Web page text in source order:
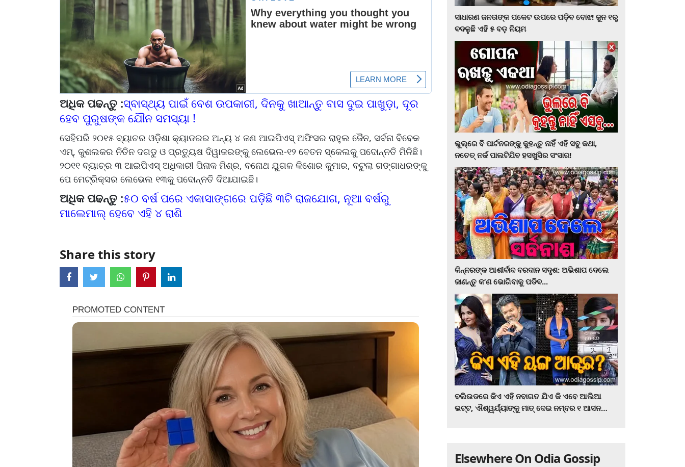
ଅଧିକ ପଢନ୍ତୁ :ସ୍ବାସ୍ଥ୍ୟ ପାଇଁ ବେଶ ଉପକାରୀ, ଦିନକୁ ଖାଆନ୍ତୁ ବାସ ଦୁଇ ପାଖୁଡ଼ା, ଦୂର
ହେବ ପୁରୁଷଙ୍କ ଯୌନ ସମସ୍ୟା !
ସେହିପରି ୨୦୧୫ ବ୍ୟାଚର ଓଡ଼ିଶା କ୍ୟାଡରର ଅନ୍ୟ ୪ ଜଣ ଆଇପିଏସ୍ ଅଫିସର ରାହୁଲ ଜୈନ, ସର୍ବନା ବିବେକ
ଏମ୍, କୁଶଲକର ନିତିନ ଦଗଡୁ ଓ ପ୍ରତ୍ୟୁଷ ଦିୱାକରଙ୍କୁ ଲେଭେଲ-୧୨ ବେତନ ସ୍କେଲକୁ ପଦୋନ୍ନତି ମିଳିଛି।
୨୦୧୧ ବ୍ୟାଚ୍‌ର ୩ ଆଇପିଏସ୍ ଅଧିକାରୀ ପିନାକ ମିଶ୍ର, ବନୋଥ ଯୁଗଳ କିଶୋର କୁମାର, ବଟୁଲା ଗଙ୍ଗାଧରଙ୍କୁ
ପେ ମେଟ୍ରିକ୍ସର ଲେଭେଲ ୧୩କୁ ପଦୋନ୍ନତି ଦିଆଯାଇଛି।
ଅଧିକ ପଢନ୍ତୁ :୫୦ ବର୍ଷ ପରେ ଏକାସାଙ୍ଗରେ ପଡି଼ଛି ୩ଟି ରାଜଯୋଗ, ନୂଆ ବର୍ଷରୁ
ମାଲେମାଲ୍ ହେବେ ଏହି ୪ ରାଶି
Share this story
ସାଧାରଣ ଜନତାଙ୍କ ପକେଟ ଉପରେ ପଡ଼ିବ ବୋଝ! ଜୁନ ୧ରୁ
ବଦଳୁଛି ଏହି ୫ ବଡ଼ ନିୟମ
ଭୁଲ୍‌ରେ ବି ପାର୍ଟନରଙ୍କୁ କୁହନ୍ତୁ ନାହିଁ ଏହି ସବୁ କଥା,
ନଚେତ୍‌ ନର୍କ ପାଲଟିଯିବ ହସଖୁସିର ସଂସାର!
କିନ୍ନରଙ୍କ ଆଶୀର୍ବାଦ ବରଦାନ ସଦୃଶ: ଅଭିଶାପ ଦେଲେ
ଜାଣନ୍ତୁ କ’ଣ ଭୋଗିବାକୁ ପଡିବ...
ବଲିଉଡରେ କିଏ ଏହି ନବାଗତ ଯିଏ କି ଏବେ ଆଲିଆ
ଭଟ୍ଟ, ଐଶ୍ୱର୍ଯ୍ୟାଙ୍କୁ ମାତ୍‌ ଦେଇ ନମ୍ବର ୧ ଆସନ
Elsewhere On Odia Gossip